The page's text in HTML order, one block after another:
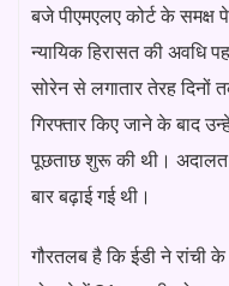
बजे पीएमएलए कोर्ट के समक्ष
न्यायिक हिरासत की अवधि
सोरेन से लगातार तेरह
गिरफ्तार किए जाने के बाद
पूछताछ शुरू की थी।
बार बढ़ाई गई थी।
गौरतलब है कि ईडी ने रांची